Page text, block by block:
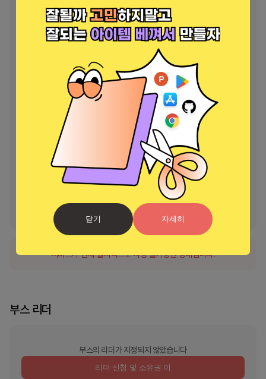
닫기 자세히
🔥 인기 해시태그로 캡션을 생성합니다
📲 모든 주요 플랫폼 지원: IG, TikTok, X, YouTube, Facebook,
LinkedIn
영향력 있는 사람 및 콘텐츠 제작자
중소기업 소유자 및 마케팅 담당자
소셜 미디어 관리자
빠르게 참여도를 높이고 싶은 분!
왜 CapGenAi인가?
더 이상 작가의 블록이 없습니다. 이미지를 업로드하고, 스타일을 선택하
고, 플랫폼과 목표에 맞는 고성능 캡션을 생성하세요.
서비스가 현재 일시적으로 사용 불가능한 상태입니다.
부스 리더
부스의 리더가 지정되지 않았습니다
리더 신청 및 소유권 이